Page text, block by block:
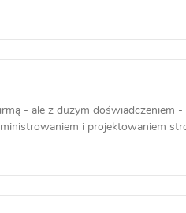
- ale z dużym doświadczeniem
i projektowaniem